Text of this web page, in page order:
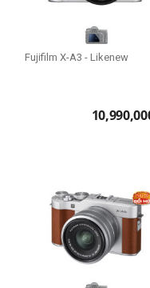
Wi-Fi + 5G
iPhone 11 Pro Max
iPhone 12
iPhone 12 Pro
iPhone 12 Pro Max
iPhone 13
Fujifilm X-A3 - Likenew